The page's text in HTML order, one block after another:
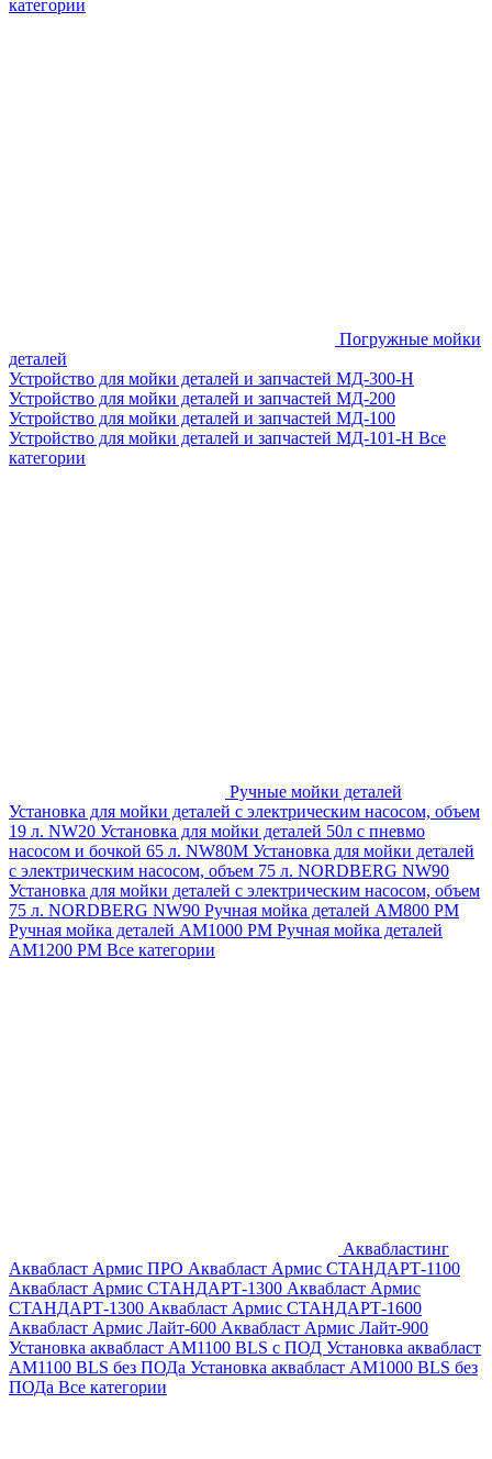
категории
Погружные мойки
деталей
Устройство для мойки деталей и запчастей МД-300-H
Устройство для мойки деталей и запчастей МД-200
Устройство для мойки деталей и запчастей МД-100
Устройство для мойки деталей и запчастей МД-101-Н Все
категории
Ручные мойки деталей
Установка для мойки деталей с электрическим насосом, объем
19 л. NW20 Установка для мойки деталей 50л с пневмо
насосом и бочкой 65 л. NW80M Установка для мойки деталей
с электрическим насосом, объем 75 л. NORDBERG NW90
Установка для мойки деталей с электрическим насосом, объем
75 л. NORDBERG NW90 Ручная мойка деталей АМ800 РМ
Ручная мойка деталей АМ1000 РМ Ручная мойка деталей
АМ1200 РМ Все категории
Аквабластинг
Аквабласт Армис ПРО Аквабласт Армис СТАНДАРТ-1100
Аквабласт Армис СТАНДАРТ-1300 Аквабласт Армис
СТАНДАРТ-1300 Аквабласт Армис СТАНДАРТ-1600
Аквабласт Армис Лайт-600 Аквабласт Армис Лайт-900
Установка аквабласт AM1100 BLS с ПОД Установка аквабласт
AM1100 BLS без ПОДа Установка аквабласт AM1000 BLS без
ПОДа Все категории